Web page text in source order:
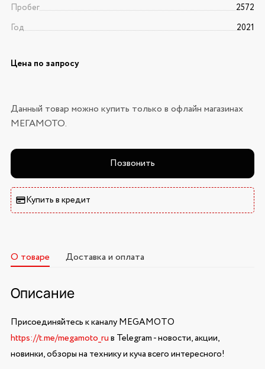
Пробег
2572
Год
2021
Цена по запросу
Данный товар можно купить только в офлайн магазинах
МЕГАМОТО.
Позвонить
Купить в кредит
О товаре Доставка и оплата
Описание
Присоединяйтесь к каналу MEGAMOTO
https://t.me/megamoto_ruв Telegram - новости, акции,
новинки, обзоры на технику и куча всего интересного!